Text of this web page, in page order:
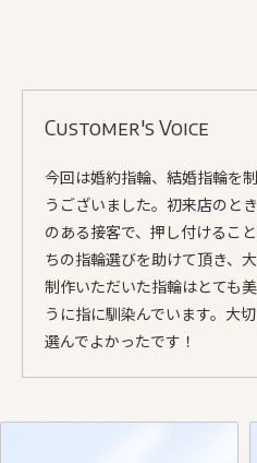
Customer's Voice
今回は婚約指輪、結婚指輪を
うございました。初来店のと
のある接客で、押し付けるこ
ちの指輪選びを助けて頂き、
制作いただいた指輪はとても
うに指に馴染んでいます。大
選んでよかったです！